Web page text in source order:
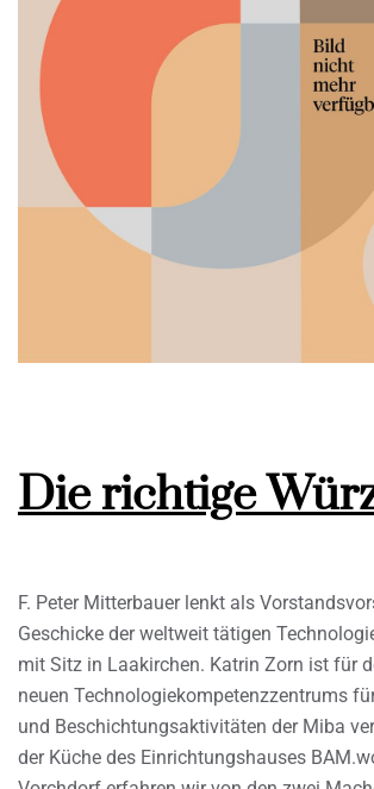
Die richtige
F. Peter Mitterbauer lenkt als
Geschicke der weltweit tätigen
mit Sitz in Laakirchen. Katrin Zorn ist für
neuen Technologiekompetenzzentrums
und Beschichtungsaktivitäten der Miba
der Küche des Einrichtungshauses